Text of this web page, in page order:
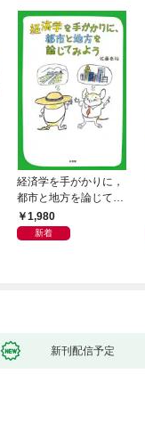
経済学を手がかりに，
都市と地方を論じてみ
よう1,980
新着
新刊配信予定